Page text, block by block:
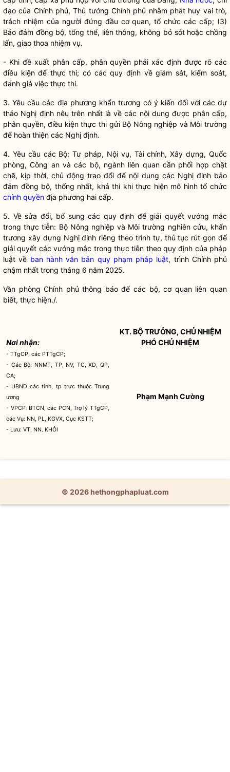
đạo của Chính phủ, Thủ tướng Chính phủ nhằm phát huy vai trò,
trách nhiệm của người đứng đầu cơ quan, tổ chức các cấp; (3)
Bảo đảm đồng bộ, tổng thể, liên thông, không bỏ sót hoặc chồng
lấn, giao thoa nhiệm vụ.
- Khi đề xuất phân cấp, phânquyền phải xác định được rõ các
điều kiện để thực thi; có các quy định về giám sát, kiểm soát,
đánh giá việc thực thi.
3. Yêu cầu các địa phương khẩn trương có ý kiến đối với các dự
thảo Nghị định nêu trên nhất là về các nội dung được phân cấp,
phân quyền, điều kiện thực thi gửi Bộ Nông nghiệp và Môi trường
để hoàn thiện các Nghị định.
4. Yêu cầu các Bộ: Tư pháp, Nội vụ, Tài chính, Xây dựng, Quốc
phòng, Công an và các bộ, ngành liên quan cần phối hợp chặt
chẽ, kịp thời, chủ động trao đổi để nội dung các Nghị định bảo
đảm đồng bộ, thống nhất, khả thi khi thực hiện mô hình tổ chức
chính quyền địa phương hai cấp.
5. Về sửa đổi, bổ sung các quy định để giải quyết vướng mắc
trong thực tiễn: Bộ Nông nghiệp và Môi trường nghiên cứu, khẩn
trương xây dựng Nghị định riêng theo trình tự, thủ tục rút gọn để
giải quyết các vướng mắc trong thực tiễn theo quy định của pháp
luật về ban hành văn bản quy phạm pháp luật, trình Chính phủ
chậm nhất trong tháng 6 năm 2025.
Văn phòng Chính phủ thông báo để các bộ, cơ quan liên quan
biết, thực hiện./.
Nơi nhận:
- TTgCP, các PTTgCP;
- Các Bộ: NNMT, TP, NV, TC, XD, QP,
CA;
- UBND các tỉnh, tp trực thuộc Trung
ương
- VPCP: BTCN, các PCN, Trợ lý TTgCP,
các Vụ: NN, PL, KGVX, Cục KSTT;
- Lưu: VT, NN. KHÔI
KT.BỘ TRƯỞNG, CHỦ NHIỆM
PHÓ CHỦ NHIỆM
Phạm Mạnh Cường
© 2026 hethongphapluat.com